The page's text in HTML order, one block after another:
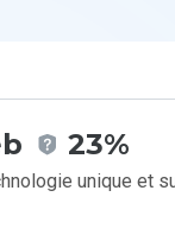
23%
unique et